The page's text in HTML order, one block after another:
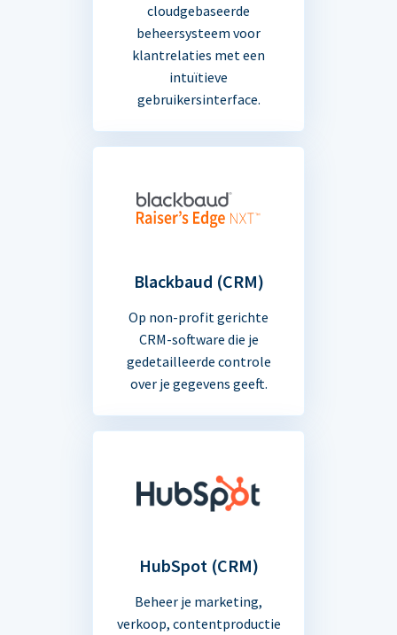
cloudgebaseerde
beheersysteem voor
klantrelaties met een
intuïtieve
gebruikersinterface.
Blackbaud (CRM)
Op non-profit gerichte
CRM-software die je
gedetailleerde controle
over je gegevens geeft.
HubSpot (CRM)
Beheer je marketing,
verkoop, contentproductie